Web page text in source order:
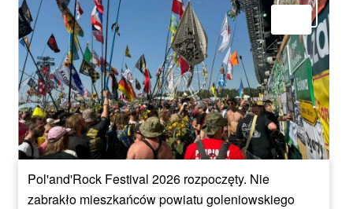
Pol'and'Rock Festival 2026 rozpoczęty. Nie
zabrakło mieszkańców powiatu goleniowskiego